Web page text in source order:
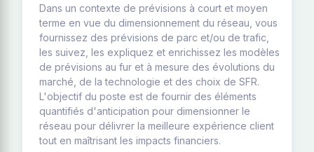
Dans un contexte de prévisions à court et moyen
terme en vue du dimensionnement du réseau, vous
fournissez des prévisions de parc et/ou de trafic,
les suivez, les expliquez et enrichissez les modèles
de prévisions au fur et à mesure des évolutions du
marché, de la technologie et des choix de SFR.
L'objectif du poste est de fournir des éléments
quantifiés d'anticipation pour dimensionner le
réseau pour délivrer la meilleure expérience client
tout en maîtrisant les impacts financiers.